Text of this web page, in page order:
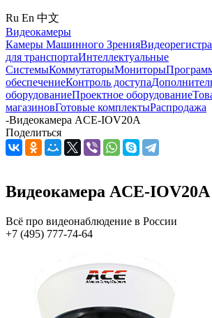
Ru En 中文
Видеокамеры
Камеры Машинного Зрения
для транспортаИнтеллектуальные
СистемыКоммутаторыМониторы
обеспечениеКонтроль доступа
оборудованиеПроектное оборудование
магазиновГотовые комплектыРаспродажа
-Видеокамера ACE-IOV20A
Поделиться
Видеокамера ACE-IOV20A
Всё про видеонаблюдение в России
+7 (495) 777-74-64